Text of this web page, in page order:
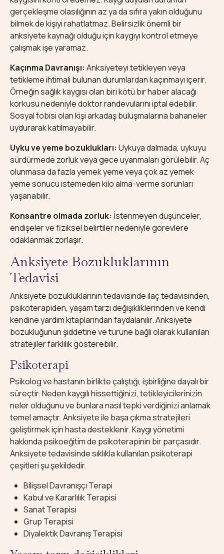
gerçekleşme olasılığının az ya da sıfıra yakın olduğunu
bilmek de kişiyi rahatlatmaz. Belirsizlik önemli bir
anksiyete kaynağı olduğu için kaygıyı kontrol etmeye
çalışmak işe yaramaz.
Kaçınma Davranışı: Anksiyeteyi tetikleyen veya
tetikleme ihtimali bulunan durumlardan kaçınmayı içerir.
Örneğin sağlık kaygısı olan biri kötü bir haber alacağı
korkusu nedeniyle doktor randevularını iptal edebilir.
Sosyal fobisi olan kişi arkadaş buluşmalarına bahaneler
uydurarak katılmayabilir.
Uyku ve yeme bozuklukları: Uykuya dalmada, uykuyu
sürdürmede zorluk veya gece uyanmaları görülebilir. Aç
olunmasa da fazla yemek yeme veya çok az yemek
yeme sonucu istemeden kilo alma-verme sorunları
yaşanabilir.
Konsantre olmada zorluk: İstenmeyen düşünceler,
endişeler ve fiziksel belirtiler nedeniyle görevlere
odaklanmak zorlaşır.
Anksiyete Bozukluklarının
Tedavisi
Anksiyete bozukluklarının tedavisinde ilaç tedavisinden,
psikoterapiden, yaşam tarzı değişikliklerinden ve kendi
kendine yardım kitaplarından faydalanılır. Anksiyete
bozukluğunun şiddetine ve türüne bağlı olarak kullanılan
stratejiler farklılık gösterebilir.
Psikoterapi
Psikolog ve hastanın birlikte çalıştığı, işbirliğine dayalı bir
süreçtir. Neden kaygılı hissettiğinizi, tetikleyicilerinizin
neler olduğunu ve bunlara nasıl tepki verdiğinizi anlamak
temel amaçtır. Anksiyete ile başa çıkma stratejileri
geliştirmek için hasta desteklenir. Kaygı yönetimi
hakkında psikoeğitim de psikoterapinin bir parçasıdır.
Anksiyete tedavisinde sıklıkla kullanılan psikoterapi
çeşitleri şu şekildedir.
Bilişsel Davranışçı Terapi
Kabul ve Kararlılık Terapisi
Sanat Terapisi
Grup Terapisi
Diyalektik Davranış Terapisi